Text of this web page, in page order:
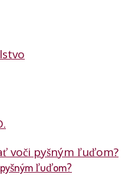
ľuďom?